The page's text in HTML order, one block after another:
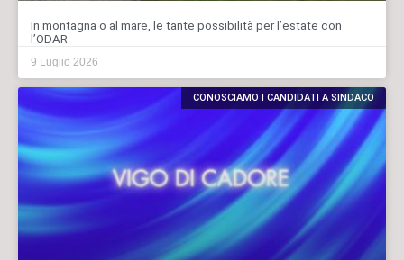
In montagna o al mare, le tante possibilità per l’estate con
l’ODAR
9 Luglio 2026
CONOSCIAMO I CANDIDATI A SINDACO